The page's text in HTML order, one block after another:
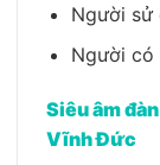
Người sử
Người có
Siêu âm
Vĩnh Đức